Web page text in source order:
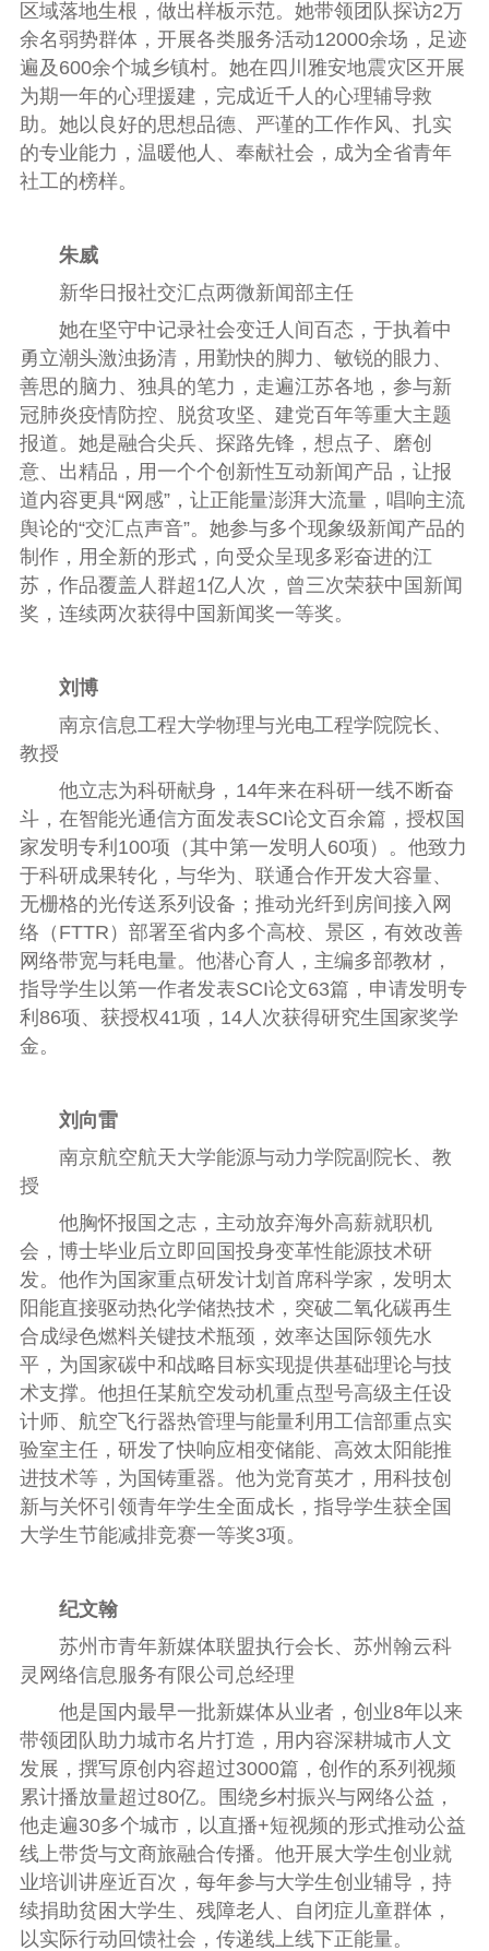
区域落地生根，做出样板示范。她带领团队探访2万
余名弱势群体，开展各类服务活动12000余场，足迹
遍及600余个城乡镇村。她在四川雅安地震灾区开展
为期一年的心理援建，完成近千人的心理辅导救
助。她以良好的思想品德、严谨的工作作风、扎实
的专业能力，温暖他人、奉献社会，成为全省青年
社工的榜样。
朱威
新华日报社交汇点两微新闻部主任
她在坚守中记录社会变迁人间百态，于执着中
勇立潮头激浊扬清，用勤快的脚力、敏锐的眼力、
善思的脑力、独具的笔力，走遍江苏各地，参与新
冠肺炎疫情防控、脱贫攻坚、建党百年等重大主题
报道。她是融合尖兵、探路先锋，想点子、磨创
意、出精品，用一个个创新性互动新闻产品，让报
道内容更具“网感”，让正能量澎湃大流量，唱响主流
舆论的“交汇点声音”。她参与多个现象级新闻产品的
制作，用全新的形式，向受众呈现多彩奋进的江
苏，作品覆盖人群超1亿人次，曾三次荣获中国新闻
奖，连续两次获得中国新闻奖一等奖。
刘博
南京信息工程大学物理与光电工程学院院长、
教授
他立志为科研献身，14年来在科研一线不断奋
斗，在智能光通信方面发表SCI论文百余篇，授权国
家发明专利100项（其中第一发明人60项）。他致力
于科研成果转化，与华为、联通合作开发大容量、
无栅格的光传送系列设备；推动光纤到房间接入网
络（FTTR）部署至省内多个高校、景区，有效改善
网络带宽与耗电量。他潜心育人，主编多部教材，
指导学生以第一作者发表SCI论文63篇，申请发明专
利86项、获授权41项，14人次获得研究生国家奖学
金。
刘向雷
南京航空航天大学能源与动力学院副院长、教
授
他胸怀报国之志，主动放弃海外高薪就职机
会，博士毕业后立即回国投身变革性能源技术研
发。他作为国家重点研发计划首席科学家，发明太
阳能直接驱动热化学储热技术，突破二氧化碳再生
合成绿色燃料关键技术瓶颈，效率达国际领先水
平，为国家碳中和战略目标实现提供基础理论与技
术支撑。他担任某航空发动机重点型号高级主任设
计师、航空飞行器热管理与能量利用工信部重点实
验室主任，研发了快响应相变储能、高效太阳能推
进技术等，为国铸重器。他为党育英才，用科技创
新与关怀引领青年学生全面成长，指导学生获全国
大学生节能减排竞赛一等奖3项。
纪文翰
苏州市青年新媒体联盟执行会长、苏州翰云科
灵网络信息服务有限公司总经理
他是国内最早一批新媒体从业者，创业8年以来
带领团队助力城市名片打造，用内容深耕城市人文
发展，撰写原创内容超过3000篇，创作的系列视频
累计播放量超过80亿。围绕乡村振兴与网络公益，
他走遍30多个城市，以直播+短视频的形式推动公益
线上带货与文商旅融合传播。他开展大学生创业就
业培训讲座近百次，每年参与大学生创业辅导，持
续捐助贫困大学生、残障老人、自闭症儿童群体，
以实际行动回馈社会，传递线上线下正能量。